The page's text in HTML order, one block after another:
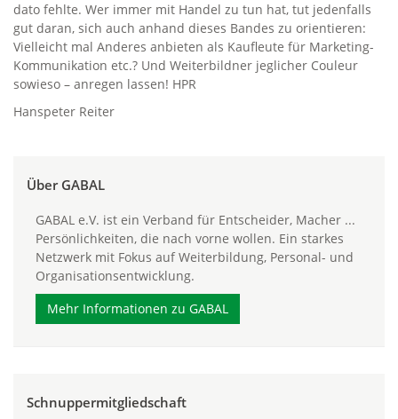
dato fehlte. Wer immer mit Handel zu tun hat, tut jedenfalls
gut daran, sich auch anhand dieses Bandes zu orientieren:
Vielleicht mal Anderes anbieten als Kaufleute für Marketing-
Kommunikation etc.? Und Weiterbildner jeglicher Couleur
sowieso – anregen lassen! HPR
Hanspeter Reiter
Über GABAL
GABAL e.V. ist ein Verband für Entscheider, Macher ...
Persönlichkeiten, die nach vorne wollen. Ein starkes
Netzwerk mit Fokus auf Weiterbildung, Personal- und
Organisationsentwicklung.
Mehr Informationen zu GABAL
Schnuppermitgliedschaft